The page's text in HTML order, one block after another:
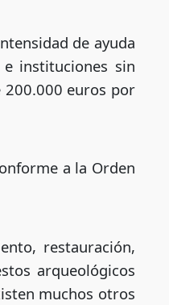
de ayuda
instituciones sin
200.000 euros por
a la Orden
restauración,
arqueológicos
muchos otros